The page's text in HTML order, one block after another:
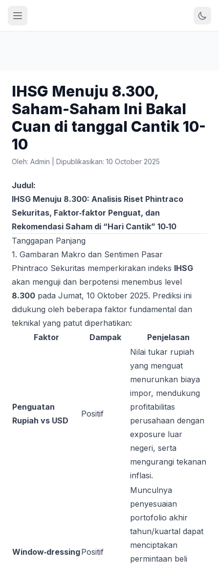
IHSG Menuju 8.300,
Saham-Saham Ini Bakal
Cuan di tanggal Cantik 10-
10
Oleh: Admin Dipublikasikan: 10 October 2025
Judul:
IHSG Menuju 8.300: Analisis Riset Phintraco
Sekuritas, Faktor‑faktor Penguat, dan
Rekomendasi Saham di “Hari Cantik” 10‑10
Tanggapan Panjang
1. Gambaran Makro dan Sentimen Pasar
Phintraco Sekuritas memperkirakan indeks IHSG
akan menguji dan berpotensi menembus level
8.300 pada Jumat, 10 Oktober 2025. Prediksi ini
didukung oleh beberapa faktor fundamental dan
teknikal yang patut diperhatikan:
Faktor
Dampak Penjelasan
Penguatan
Rupiah vs USD
Positif
Nilai tukar rupiah
yang menguat
menurunkan biaya
impor, mendukung
profitabilitas
perusahaan dengan
exposure luar
negeri, serta
mengurangi tekanan
inflasi.
Window‑dressingPositif
Munculnya
penyesuaian
portofolio akhir
tahun/kuartal dapat
menciptakan
permintaan beli